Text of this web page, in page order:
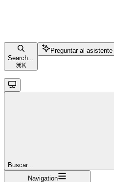
Search...
⌘ K
Preguntar al asistente
Buscar...
Navigation